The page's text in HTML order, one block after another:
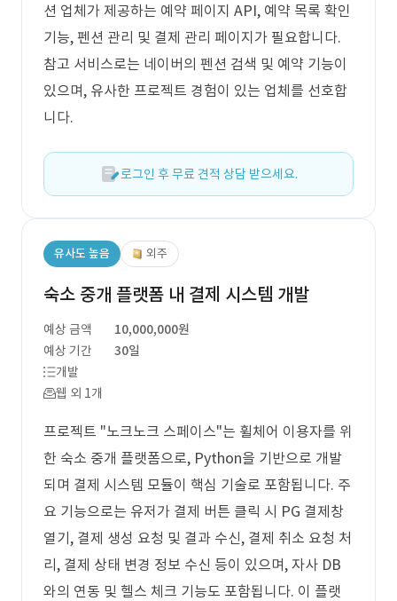
션 업체가 제공하는 예약 페이지 API, 예약 목록 확인
기능, 펜션 관리 및 결제 관리 페이지가 필요합니다.
참고 서비스로는 네이버의 펜션 검색 및 예약 기능이
있으며, 유사한 프로젝트 경험이 있는 업체를 선호합
니다.
로그인 후 무료 견적 상담 받으세요.
유사도 높음 외주
숙소 중개 플랫폼 내 결제 시스템 개발
예상 금액
10,000,000원
예상 기간
30일
개발
웹 외 1개
프로젝트 "노크노크 스페이스"는 휠체어 이용자를 위
한 숙소 중개 플랫폼으로, Python을 기반으로 개발
되며 결제 시스템 모듈이 핵심 기술로 포함됩니다. 주
요 기능으로는 유저가 결제 버튼 클릭 시 PG 결제창
열기, 결제 생성 요청 및 결과 수신, 결제 취소 요청 처
리, 결제 상태 변경 정보 수신 등이 있으며, 자사 DB
와의 연동 및 헬스 체크 기능도 포함됩니다. 이 플랫